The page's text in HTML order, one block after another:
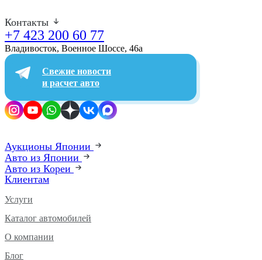
Контакты
+7 423 200 60 77
Владивосток, Военное Шоссе, 46а​
Свежие новости
и расчет авто
Аукционы Японии
Авто из Японии
Авто из Кореи
Клиентам
Услуги
Каталог автомобилей
О компании
Блог